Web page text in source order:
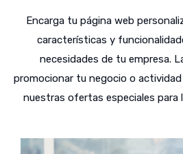
Encarga tu página web
características y
necesidades de tu empresa.
promocionar tu negocio o
nuestras ofertas especiales para